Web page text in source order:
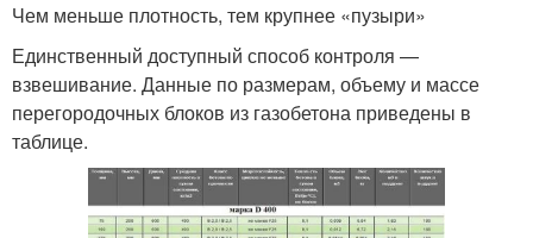
Чем меньше плотность, тем крупнее «пузыри»
Единственный доступный способ контроля —
взвешивание. Данные по размерам, объему и массе
перегородочных блоков из газобетона приведены в
таблице.